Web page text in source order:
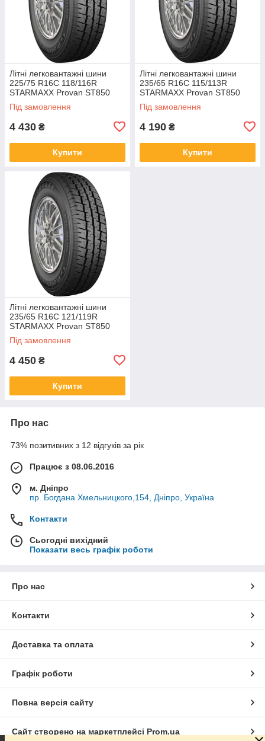
Літні легковантажні шини
225/75 R16C 118/116R
STARMAXX Provan ST850
Plus TL
Під замовлення
4 430 ₴
Купити
Літні легковантажні шини
235/65 R16C 115/113R
STARMAXX Provan ST850
Plus TL
Під замовлення
4 190 ₴
Купити
Літні легковантажні шини
235/65 R16C 121/119R
STARMAXX Provan ST850
Plus TL
Під замовлення
4 450 ₴
Купити
Про нас
73% позитивних з 12 відгуків за рік
Працює з 08.06.2016
м. Дніпро
пр. Богдана Хмельницкого,154, Дніпро, Україна
Контакти
Сьогодні вихідний
Показати весь графік роботи
Про нас
Контакти
Доставка та оплата
Графік роботи
Повна версія сайту
Сайт створено на маркетплейсі Prom.ua